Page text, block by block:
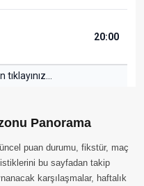
20:00
Panorama
puan durumu, fikstür, maç
bu sayfadan takip
karşılaşmalar, haftalık